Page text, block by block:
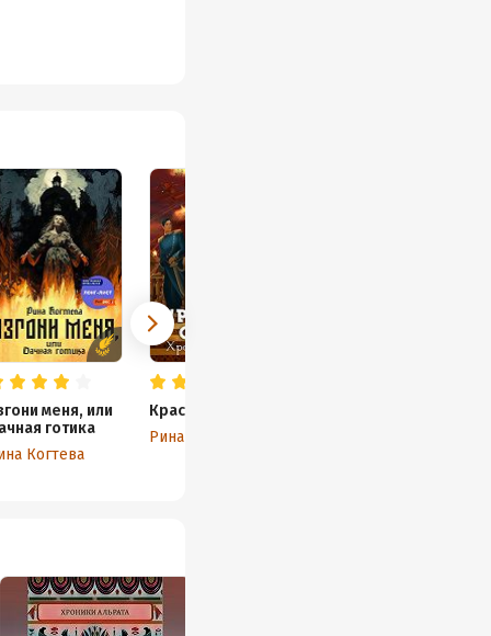
меня, или
готика
Когтева
Красный сокол
Рина Когтева